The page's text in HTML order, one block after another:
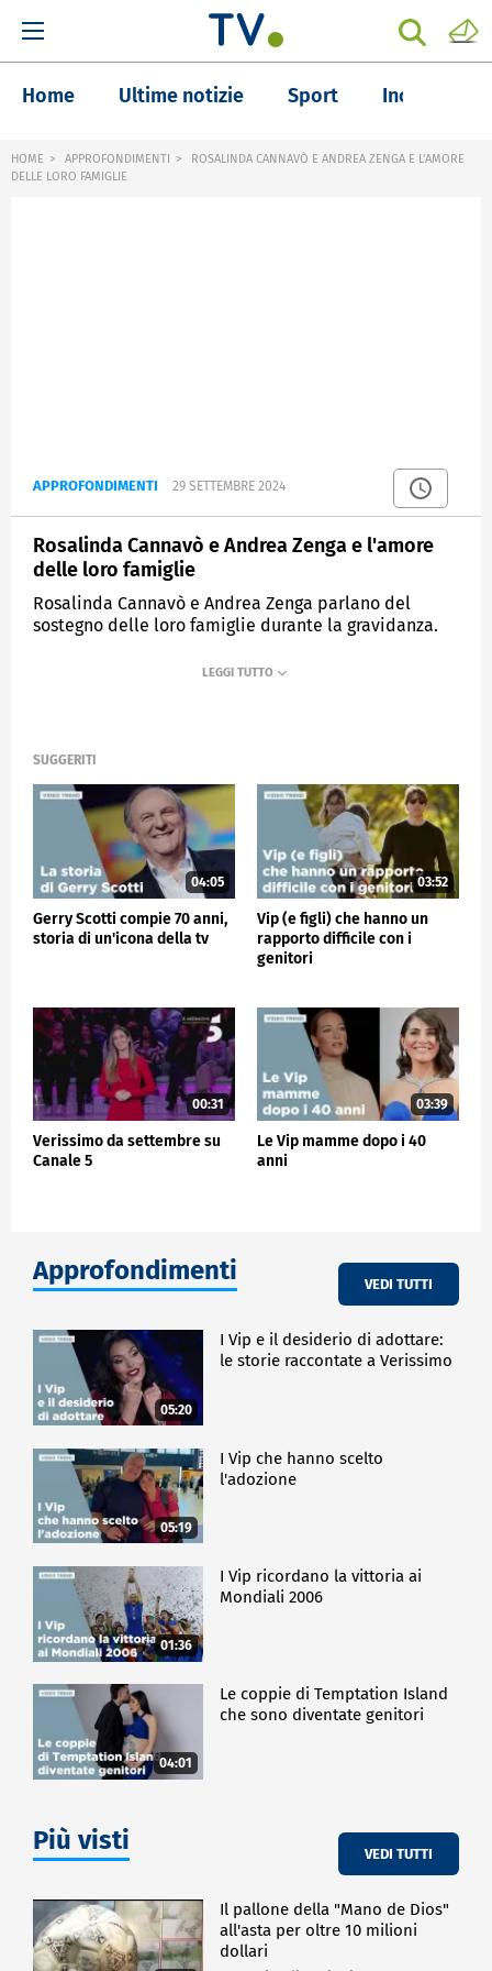
Home Ultime notizie Sport Inchieste
HOME APPROFONDIMENTI
ROSALINDA CANNAVÒ E ANDREA ZENGA E L'AMORE
DELLE LORO FAMIGLIE
APPROFONDIMENTI 29 SETTEMBRE 2024
Rosalinda Cannavò e Andrea Zenga e l'amore
delle loro famiglie
Rosalinda Cannavò e Andrea Zenga parlano del
sostegno delle loro famiglie durante la gravidanza.
VERISSIMO
SUGGERITI
04:05
Gerry Scotti compie 70 anni,
storia di un'icona della tv
03:52
Vip (e figli) che hanno un
rapporto difficile con i
genitori
00:31
Verissimo da settembre su
Canale 5
03:39
Le Vip mamme dopo i 40
anni
Approfondimenti VEDI TUTTI
05:20
I Vip e il desiderio di adottare:
le storie raccontate a Verissimo
05:19
I Vip che hanno scelto
l'adozione
01:36
I Vip ricordano la vittoria ai
Mondiali 2006
04:01
Le coppie di Temptation Island
che sono diventate genitori
Più visti VEDI TUTTI
Il pallone della "Mano de Dios"
all'asta per oltre 10 milioni
dollari